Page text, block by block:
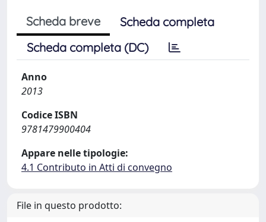
Scheda breve
Scheda completa
Scheda completa (DC)
Anno
2013
Codice ISBN
9781479900404
Appare nelle tipologie:
4.1 Contributo in Atti di convegno
File in questo prodotto: